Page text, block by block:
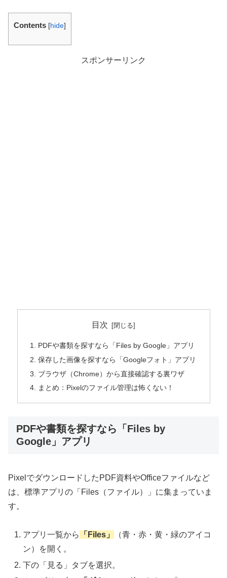
Contents [hide]
スポンサーリンク
目次
PDFや書類を探すなら「Files by Google」アプリ
保存した画像を探すなら「Googleフォト」アプリ
ブラウザ（Chrome）から直接確認する裏ワザ
まとめ：Pixelのファイル管理は怖くない！
PDFや書類を探すなら「Files by
Google」アプリ
PixelでダウンロードしたPDF資料やOfficeファイルなど
は、標準アプリの「Files（ファイル）」に集まっていま
す。
アプリ一覧から 「Files」
（青・赤・黄・緑のアイコ
ン）を開く。
下の「見る」タブを選択。